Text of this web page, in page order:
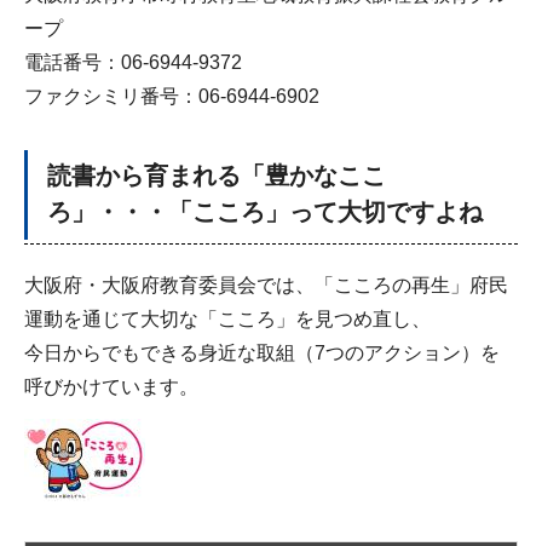
ープ
電話番号：06-6944-9372
ファクシミリ番号：06-6944-6902
読書から育まれる「豊かなここ
ろ」・・・「こころ」って大切ですよね
大阪府・大阪府教育委員会では、「こころの再生」府民
運動を通じて大切な「こころ」を見つめ直し、
今日からでもできる身近な取組（7つのアクション）を
呼びかけています。